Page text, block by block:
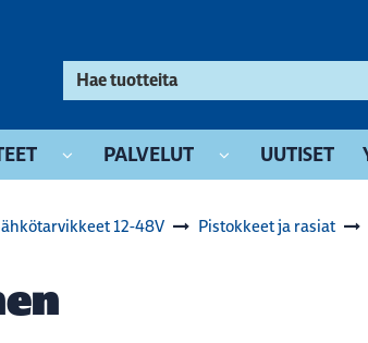
PALVELUT UUTISET
12-48V Pistokkeet ja rasiat